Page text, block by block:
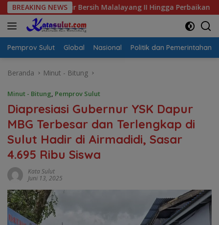
Langsung
ke
konten
BREAKING NEWS
Bersih Malalayang II Hingga Perbaikan Infrastruktur
Pemprov Sulut Global Nasional Politik dan Pemerintahan
Beranda Minut - Bitung
Minut - Bitung, Pemprov Sulut
Diapresiasi Gubernur YSK Dapur
MBG Terbesar dan Terlengkap di
Sulut Hadir di Airmadidi, Sasar
4.695 Ribu Siswa
Kata Sulut
Juni 13, 2025